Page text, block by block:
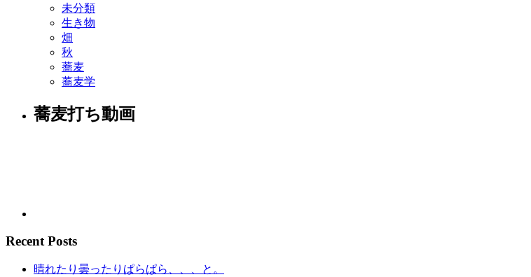
未分類
生き物
畑
秋
蕎麦
蕎麦学
蕎麦打ち動画
Recent Posts
晴れたり曇ったりぱらぱら、、、と。